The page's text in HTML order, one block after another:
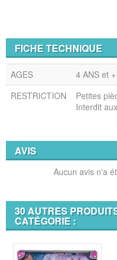
FICHE TECHNIQUE
AGES
4 ANS et +
RESTRICTION
Petites
Interdit
AVIS
Aucun avis n'a
30 AUTRES
CATÉGORIE :